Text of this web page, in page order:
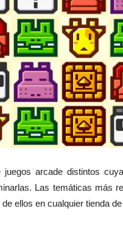
juegos arcade distintos
Las temáticas más
ellos en cualquier tienda